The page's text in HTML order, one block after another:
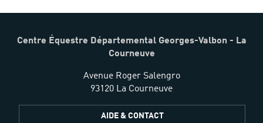
Centre Équestre Départemental Georges-Valbon - La
Courneuve
Avenue Roger Salengro
93120 La Courneuve
AIDE & CONTACT